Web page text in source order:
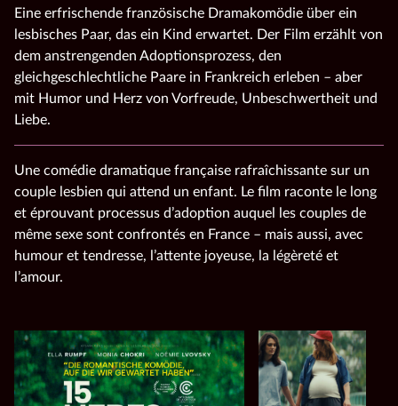
Eine erfrischende französische Dramakomödie über ein
lesbisches Paar, das ein Kind erwartet. Der Film erzählt von
dem anstrengenden Adoptionsprozess, den
gleichgeschlechtliche Paare in Frankreich erleben – aber
mit Humor und Herz von Vorfreude, Unbeschwertheit und
Liebe.
Une comédie dramatique française rafraîchissante sur un
couple lesbien qui attend un enfant. Le film raconte le long
et éprouvant processus d’adoption auquel les couples de
même sexe sont confrontés en France – mais aussi, avec
humour et tendresse, l’attente joyeuse, la légèreté et
l’amour.